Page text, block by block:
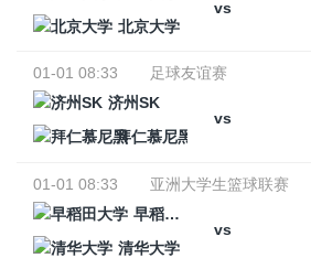
vs
北京大学
01-01 08:33
足球友谊赛
济州SK
vs
拜仁慕尼黑
01-01 08:33
亚洲大学生篮球联赛
早稻田大学
vs
清华大学